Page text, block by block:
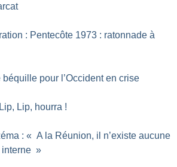
: Pentecôte 1973 : ratonnade à
béquille pour l’Occident en crise
Lip, hourra !
: « A la Réunion, il n’existe aucune
»